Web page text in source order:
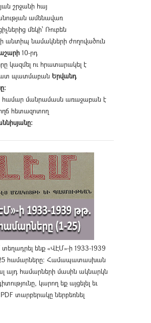
շրջանի հայ
ամենավառ
մեկի՝ Ռուբեն
անտիպ նամակների ժողովածուն
10-րդ
կազմել ու հրատարակել է
պատմաբան Երվանդ
համար մանրամասն առաջաբան է
հետազոտող
տեղադրել ենք «ՎԷՄ»-ի 1933-1939
25 համարները։ Համապատասխան
այդ համարների մասին ակնարկն
կարող եք այցելել եւ
տարբերակը ներբեռնել